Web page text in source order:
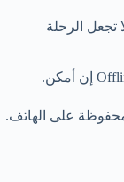
تجعل الرحلة
على الهاتف.